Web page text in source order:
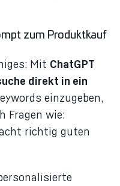
zum Produktkauf
Mit ChatGPT
direkt in ein
einzugeben,
Fragen wie:
richtig guten